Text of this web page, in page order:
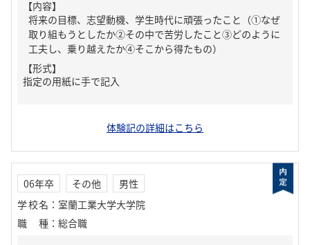
【内容】
将来の目標、志望動機、学生時代に頑張ったこと（①なぜ
取り組もうとしたか②その中で苦労したこと③どのように
工夫し、乗り越えたか④そこから得たもの）
【形式】
指定の用紙に手で記入
体験記の詳細はこちら
06年卒 その他
男性
学校名 ： 室蘭工業大学大学院
職種 ： 総合職